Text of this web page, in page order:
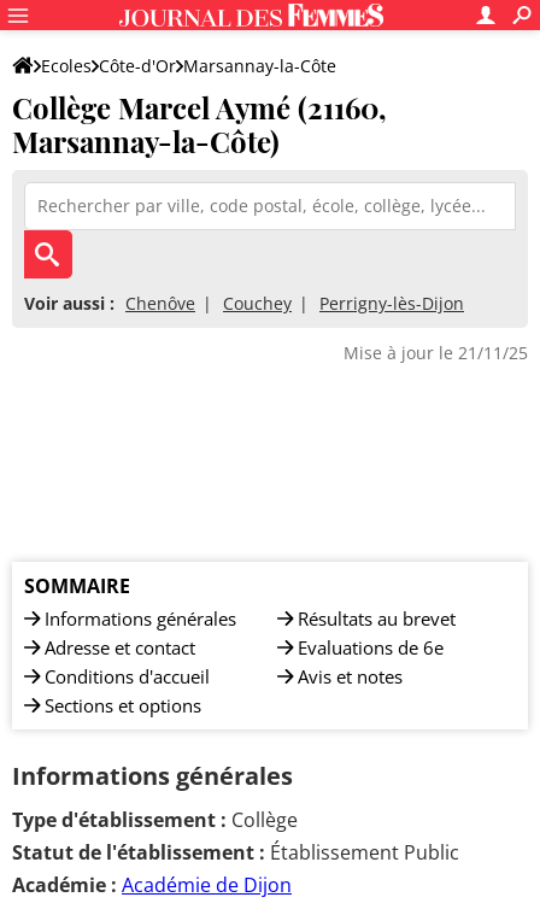
Ecoles Côte-d'Or Marsannay-la-Côte
Collège Marcel Aymé
Collège Marcel Aymé (21160,
Marsannay-la-Côte)
Voir aussi : Chenôve Couchey Perrigny-lès-Dijon
Mise à jour le 21/11/25
SOMMAIRE
Informations générales
Adresse et contact
Conditions d'accueil
Sections et options
Résultats au brevet
Evaluations de 6e
Avis et notes
Informations générales
Type d'établissement : Collège
Statut de l'établissement : Établissement Public
Académie : Académie de Dijon